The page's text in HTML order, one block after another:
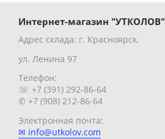
Интернет-магазин "УТКОЛОВ"
Адрес склада: г. Красноярск,
ул. Ленина 97
Телефон:
☏ +7 (391) 292-86-64
✆ +7 (908) 212-86-64
Электронная почта:
✉ info@utkolov.com